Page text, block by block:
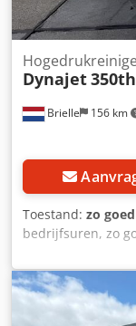
Brielle 156 km
Dynajet350th
Toestand: zo
bedrijfsuren, zo